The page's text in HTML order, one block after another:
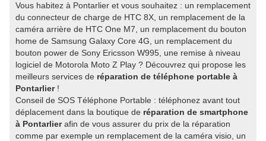
Vous habitez à Pontarlier et vous souhaitez : un remplacement
du connecteur de charge de HTC 8X, un remplacement de la
caméra arrière de HTC One M7, un remplacement du bouton
home de Samsung Galaxy Core 4G, un remplacement du
bouton power de Sony Ericsson W995, une remise à niveau
logiciel de Motorola Moto Z Play ? Découvrez qui propose les
meilleurs services de réparation de téléphone portable à
Pontarlier!
Conseil de SOS Téléphone Portable : téléphonez avant tout
déplacement dans la boutique de réparation de smartphone
à Pontarlierafin de vous assurer du prix de la réparation
comme par exemple un remplacement de la caméra visio, un